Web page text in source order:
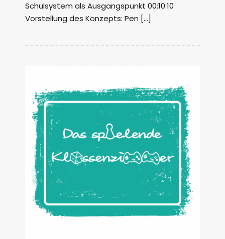
Schulsystem als Ausgangspunkt 00:10:10
Vorstellung des Konzepts: Pen […]